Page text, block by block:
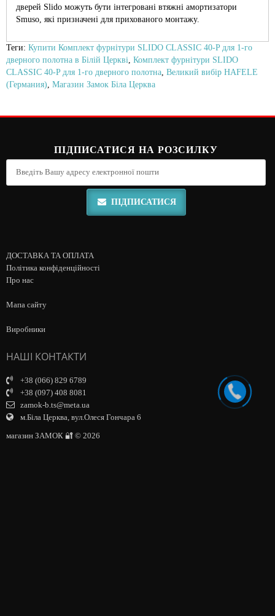
дверей Slido можуть бути інтегровані втяжні амортизатори
Smuso, які призначені для прихованого монтажу.
Теги: Купити Комплект фурнітури SLIDO CLASSIC 40-P для 1-го
дверного полотна в Білій Церкві Комплект фурнітури SLIDO
CLASSIC 40-P для 1-го дверного полотна Великий вибір HAFELE
(Германия) Магазин Замок Біла Церква
ПІДПИСАТИСЯ НА РОЗСИЛКУ
ПІДПИСАТИСЯ
ДОСТАВКА ТА ОПЛАТА
Політика конфіденційності
Про нас
Мапа сайту
Виробники
НАШІ КОНТАКТИ
+38 (066) 829 6789
+38 (097) 408 8081
zamok-b.ts@meta.ua
м.Біла Церква, вул.Олеся Гончара 6
магазин ЗАМОК 🔐 © 2026